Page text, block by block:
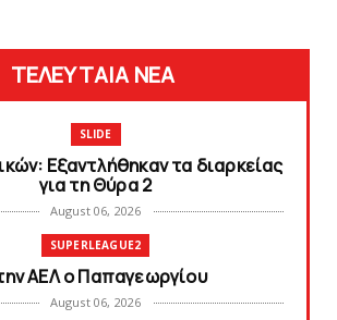
ΤΕΛΕΥΤΑΙΑ ΝΕΑ
SLIDE
Εξαντλήθηκαν τα διαρκείας
για τη Θύρα 2
August 06, 2026
SUPERLEAGUE2
AEΛ ο Παπαγεωργίου
August 06, 2026